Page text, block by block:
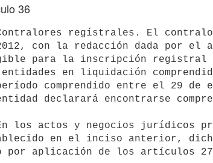
36
con la redacción dada por el
para la inscripción registral
en liquidación
comprendido entre el 29 de
declarará encontrarse
en el inciso anterior,
por aplicación de los artículos